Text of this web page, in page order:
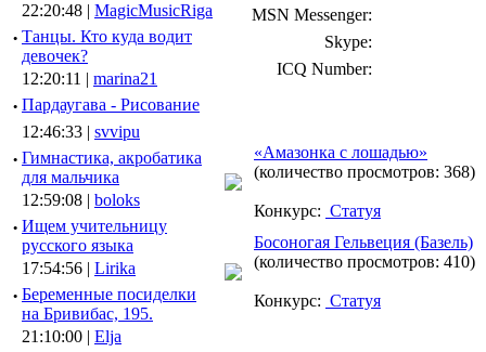
22:20:48 | MagicMusicRiga
· Танцы. Кто куда водит
девочек?
12:20:11 | marina21
· Пардаугава - Рисование
12:46:33 | svvipu
· Гимнастика, акробатика
для мальчика
12:59:08 | boloks
· Ищем учительницу
русского языка
17:54:56 | Lirika
· Беременные посиделки
на Бривибас, 195.
21:10:00 | Elja
MSN Messenger:
Skype:
ICQ Number:
«Амазонка с лошадью»
(количество просмотров: 368)
Конкурс: Статуя
Босоногая Гельвеция (Базель)
(количество просмотров: 410)
Конкурс: Статуя